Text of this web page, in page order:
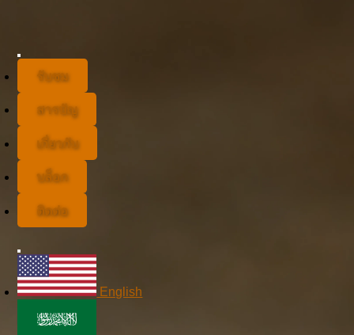
รับชม
สารบัญ
เกี่ยวกับ
บล็อก
ติดต่อ
English